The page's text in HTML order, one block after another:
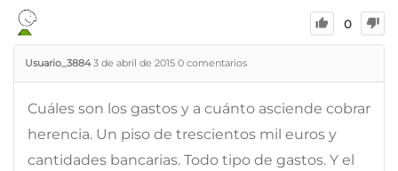
0
Usuario_3884 3 de abril de 2015 0 comentarios
Cuáles son los gastos y a cuánto asciende cobrar
herencia. Un piso de trescientos mil euros y
cantidades bancarias. Todo tipo de gastos. Y el